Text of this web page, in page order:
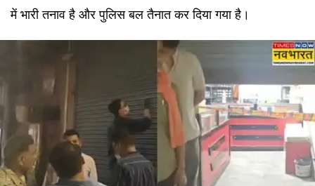
में भारी तनाव है और पुलिस बल तैनात कर दिया गया है।